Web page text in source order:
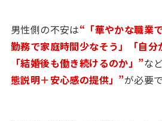
男性側の不安は“「華やかな職業
勤務で家庭時間少なそう」「自分
「結婚後も働き続けるのか」”など
態説明＋安心感の提供」”が必要で